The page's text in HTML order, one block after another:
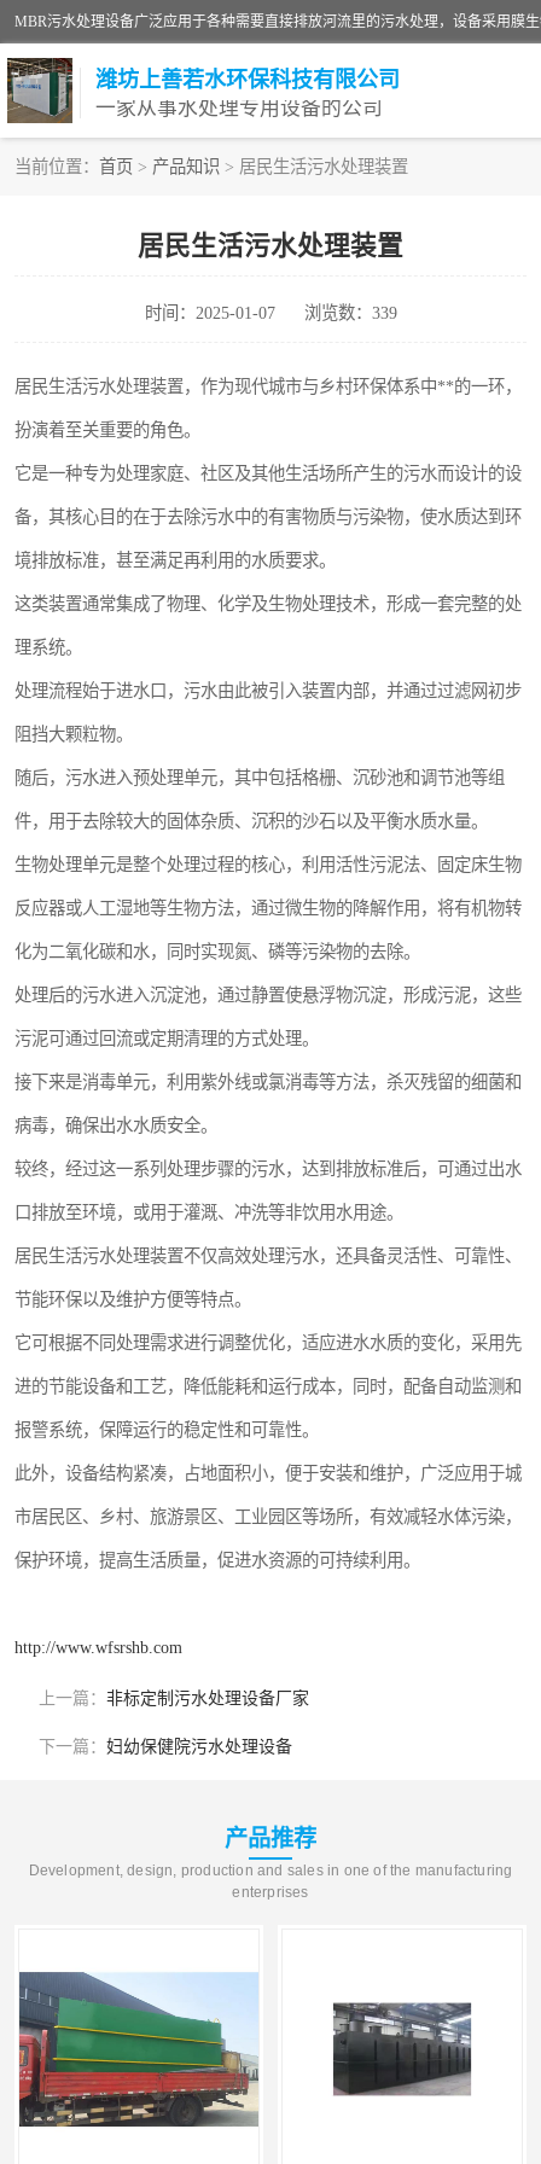
潍坊上善若水环保科技有限公司
一家从事水处理专用设备的公司
当前位置： 首页 > 产品知识 > 居民生活污水处理装置
居民生活污水处理装置
时间：2025-01-07 浏览数：339
居民生活污水处理装置，作为现代城市与乡村环保体系中**的一环，
扮演着至关重要的角色。
它是一种专为处理家庭、社区及其他生活场所产生的污水而设计的设
备，其核心目的在于去除污水中的有害物质与污染物，使水质达到环
境排放标准，甚至满足再利用的水质要求。
这类装置通常集成了物理、化学及生物处理技术，形成一套完整的处
理系统。
处理流程始于进水口，污水由此被引入装置内部，并通过过滤网初步
阻挡大颗粒物。
随后，污水进入预处理单元，其中包括格栅、沉砂池和调节池等组
件，用于去除较大的固体杂质、沉积的沙石以及平衡水质水量。
生物处理单元是整个处理过程的核心，利用活性污泥法、固定床生物
反应器或人工湿地等生物方法，通过微生物的降解作用，将有机物转
化为二氧化碳和水，同时实现氮、磷等污染物的去除。
处理后的污水进入沉淀池，通过静置使悬浮物沉淀，形成污泥，这些
污泥可通过回流或定期清理的方式处理。
接下来是消毒单元，利用紫外线或氯消毒等方法，杀灭残留的细菌和
病毒，确保出水水质安全。
较终，经过这一系列处理步骤的污水，达到排放标准后，可通过出水
口排放至环境，或用于灌溉、冲洗等非饮用水用途。
居民生活污水处理装置不仅高效处理污水，还具备灵活性、可靠性、
节能环保以及维护方便等特点。
它可根据不同处理需求进行调整优化，适应进水水质的变化，采用先
进的节能设备和工艺，降低能耗和运行成本，同时，配备自动监测和
报警系统，保障运行的稳定性和可靠性。
此外，设备结构紧凑，占地面积小，便于安装和维护，广泛应用于城
市居民区、乡村、旅游景区、工业园区等场所，有效减轻水体污染，
保护环境，提高生活质量，促进水资源的可持续利用。
http://www.wfsrshb.com
上一篇： 非标定制污水处理设备厂家
下一篇： 妇幼保健院污水处理设备
产品推荐
Development, design, production and sales in one of the manufacturing
enterprises
洗涤污水处理设备
诊所门诊污水处理设备
养殖污水处理设备
一体化污水处理设备
医院辐射污水衰变池